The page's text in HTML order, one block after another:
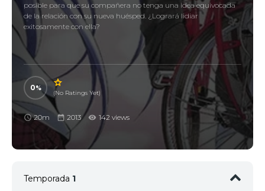
posible para que su compañera no tenga una idea equivocada
de la relación con su nueva huésped. ¿Logrará lidiar
exitosamente con ella?
0
(No Ratings Yet)
20m 2013 142 views
Temporada 1